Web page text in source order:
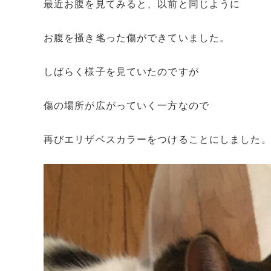
最近お腹を見てみると、以前と同じように
お腹を掻き毟った傷ができていました。
しばらく様子を見ていたのですが
傷の場所が広がっていく一方なので
再びエリザベスカラーをつけることにしました。